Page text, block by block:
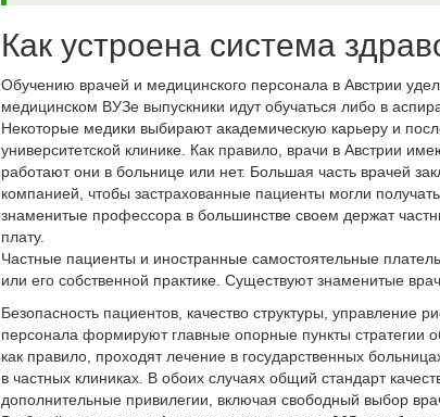
Как устроена система
Обучению врачей и медицинского персонала в Австрии
медицинском ВУЗе выпускники идут обучаться либо в
Некоторые медики выбирают академическую карьеру и
университетской клинике. Как правило, врачи в Австрии
работают они в больнице или нет. Большая часть врачей
компанией, чтобы застрахованные пациенты могли
знаменитые профессора в большинстве своем держат
плату.
Частные пациенты и иностранные самостоятельные
или его собственной практике. Существуют знаменитые
Безопасность пациентов, качество структуры, управление
персонала формируют главные опорные пункты стратегии
как правило, проходят лечение в государственных
в частных клиниках. В обоих случаях общий стандарт
дополнительные привилегии, включая свободный выбор